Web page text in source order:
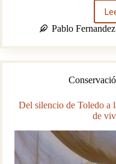
Pablo
Del silencio de Toledo a
de